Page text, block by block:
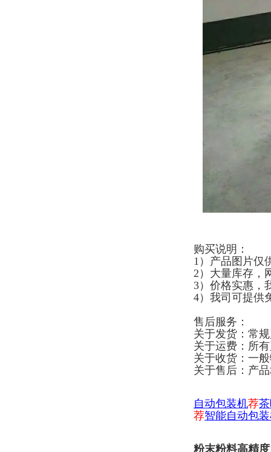
购买说明：
1）产品图片仅
2）大量库存，
3）价格实惠，
4）我司可提供
售后服务：
关于发货：常
关于运费：所
关于收货：一
关于售后：产
自动包装机荐
荐智能自动包
粉末粉料高精